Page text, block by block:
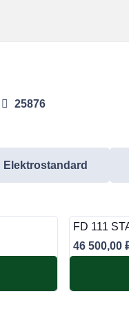
25876
Elektrostandard
FD 111
46 500,00